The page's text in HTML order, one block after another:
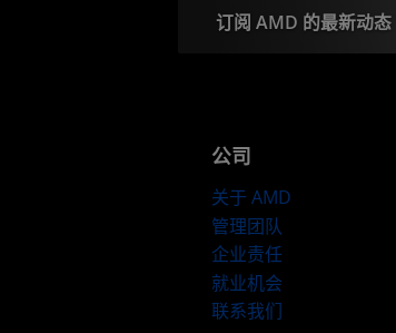
订阅 AMD 的最新动态
公司
关于 AMD
管理团队
企业责任
就业机会
联系我们